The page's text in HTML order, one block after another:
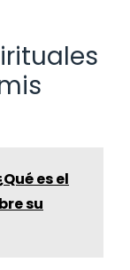
es el
su